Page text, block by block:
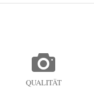
QUALITÄT